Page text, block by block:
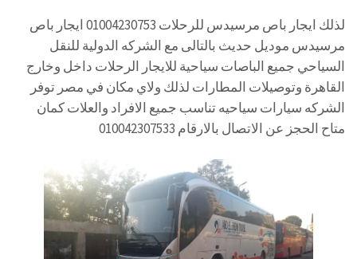
لذلك ايجار باص مرسيدس للرحلات 01004230753 ايجار باص
مرسيدس موديل حديث بالتالى مع الشركه الدولية للنقل
السياحي جميع الباصات سياحية للايجار الرحلات داخل وخارج
القاهرة وتوصيلات المطارات لذلك ولاي مكان في مصر توفر
الشركه سيارات سياحيه تناسب جميع الافراد والعلات كمان
متاح الحجز عن الاتصال بالارقام 010042307533